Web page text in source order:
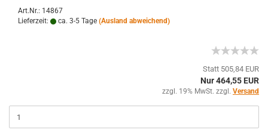
Art.Nr.: 14867
Lieferzeit:
ca. 3-5 Tage (Ausland abweichend)
Statt 505,84 EUR
Nur 464,55 EUR
zzgl. 19% MwSt. zzgl. Versand